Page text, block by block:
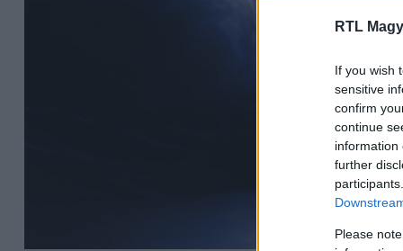
RTL
If you wish
sensitive
confirm
continue
information
further
Please